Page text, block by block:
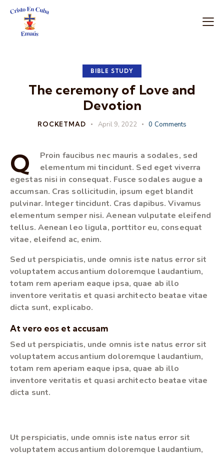
BIBLE STUDY
The ceremony of Love and
Devotion
ROCKETMAD April 9, 2022 0 Comments
Q
Proin faucibus nec mauris a sodales, sed
elementum mi tincidunt. Sed eget viverra
egestas nisi in consequat. Fusce sodales augue a
accumsan. Cras sollicitudin, ipsum eget blandit
pulvinar. Integer tincidunt. Cras dapibus. Vivamus
elementum semper nisi. Aenean vulputate eleifend
tellus. Aenean leo ligula, porttitor eu, consequat
vitae, eleifend ac, enim.
Sed ut perspiciatis, unde omnis iste natus error sit
voluptatem accusantium doloremque laudantium,
totam rem aperiam eaque ipsa, quae ab illo
inventore veritatis et quasi architecto beatae vitae
dicta sunt, explicabo.
At vero eos et accusam
Sed ut perspiciatis, unde omnis iste natus error sit
voluptatem accusantium doloremque laudantium,
totam rem aperiam eaque ipsa, quae ab illo
inventore veritatis et quasi architecto beatae vitae
dicta sunt.
Ut perspiciatis, unde omnis iste natus error sit
voluptatem accusantium doloremque laudantium,